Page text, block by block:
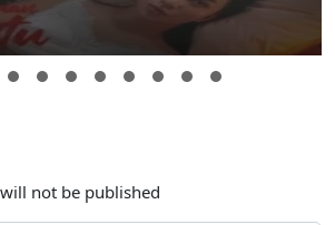
not be published